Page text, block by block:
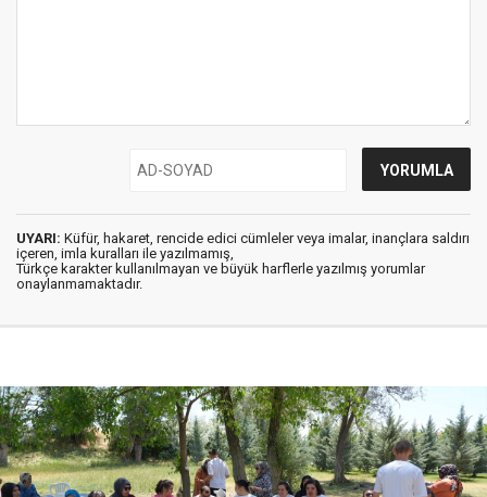
UYARI: Küfür, hakaret, rencide edici cümleler veya imalar, inançlara saldırı
içeren, imla kuralları ile yazılmamış,
Türkçe karakter kullanılmayan ve büyük harflerle yazılmış yorumlar
onaylanmamaktadır.